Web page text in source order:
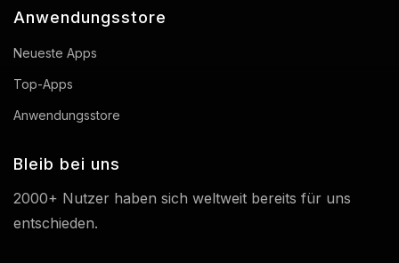
Anwendungsstore
Neueste Apps
Top-Apps
Anwendungsstore
Bleib bei uns
2000+ Nutzer haben sich weltweit bereits für uns
entschieden.